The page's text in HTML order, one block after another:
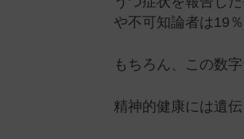
や不可知論者は19
もちろん、この数
精神的健康には遺